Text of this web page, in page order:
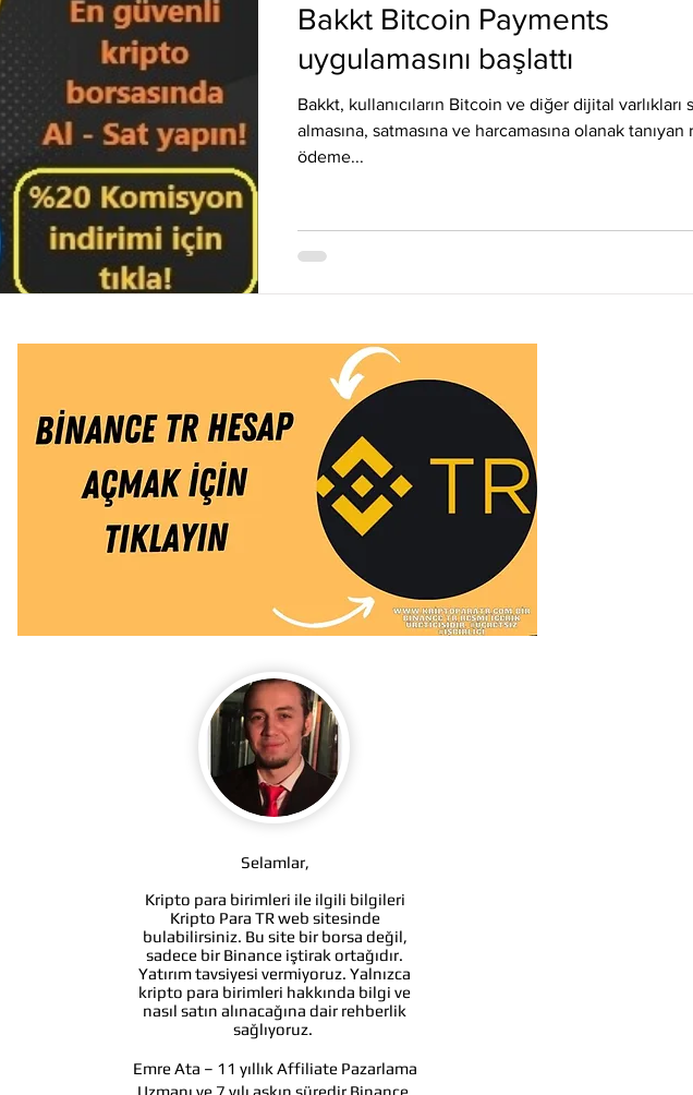
Cosmos Dogecoin Ethereum
Eos Kripto Para Haberleri Litecoin
Bakkt Bitcoin Payments
uygulamasını başlattı
Bakkt, kullanıcıların Bitcoin ve diğer dijital varlıkları
almasına, satmasına ve harcamasına olanak tanıyan
ödeme...
Selamlar,
Kripto para birimleri ile ilgili bilgileri
Kripto Para TR web sitesinde
bulabilirsiniz. Bu site bir borsa değil,
sadece bir Binance iştirak ortağıdır.
Yatırım tavsiyesi vermiyoruz. Yalnızca
kripto para birimleri hakkında bilgi ve
nasıl satın alınacağına dair rehberlik
sağlıyoruz.
Emre Ata – 11 yıllık Affiliate Pazarlama
Uzmanı ve 7 yılı aşkın süredir Binance,